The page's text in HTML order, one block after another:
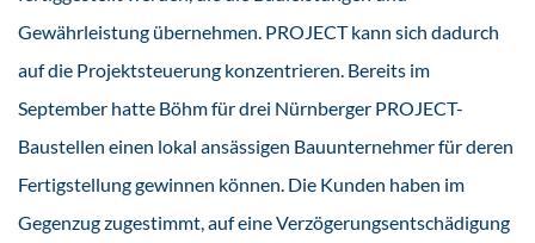
Gewährleistung übernehmen. PROJECT kann sich dadurch
auf die Projektsteuerung konzentrieren. Bereits im
September hatte Böhm für drei Nürnberger PROJECT-
Baustellen einen lokal ansässigen Bauunternehmer für deren
Fertigstellung gewinnen können. Die Kunden haben im
Gegenzug zugestimmt, auf eine Verzögerungsentschädigung